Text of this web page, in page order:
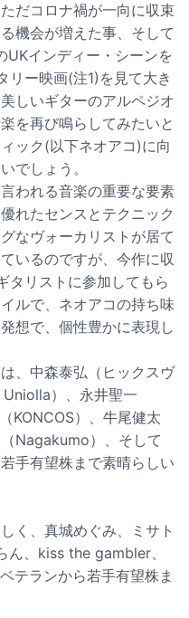
だコロナ禍が一向に収束
機会が増えた事、そして
インディー・シーンを
リー映画(注1)を見て大き
しいギターのアルペジオ
を再び鳴らしてみたいと
ック(以下ネオアコ)に向
でしょう。
われる音楽の重要な要素
れたセンスとテクニック
なヴォーカリストが居て
いるのですが、今作に収
タリストに参加してもら
ルで、ネオアコの持ち味
想で、個性豊かに表現し
、中森泰弘（ヒックスヴ
Uniolla）、永井聖一
KONCOS）、牛尾健太
Nagakumo）、そして
手有望株まで素晴らしい
く、真城めぐみ、ミサト
ん、kiss the gambler、
テランから若手有望株ま